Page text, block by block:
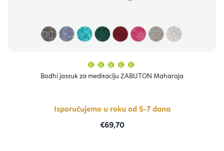
Bodhi jastuk za meditaciju ZABUTON Maharaja
proizvoda
je
zvjezdica.
Isporučujemo u roku od 5-7 dana
€69,70